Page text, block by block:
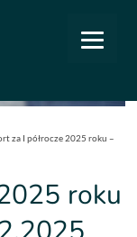
za I półrocze 2025 roku –
roku